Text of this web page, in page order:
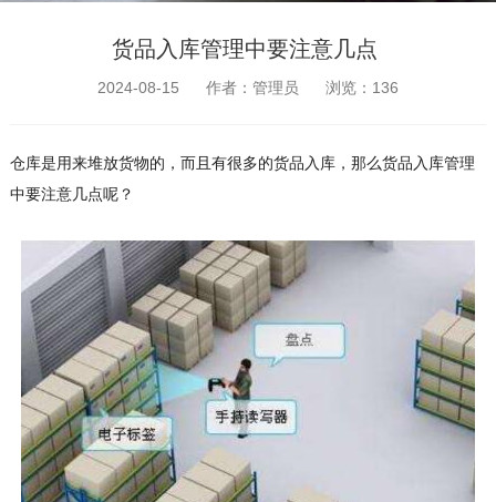
货品入库管理中要注意几点
2024-08-15 作者：管理员 浏览： 136
仓库是用来堆放货物的，而且有很多的货品入库，那么货品入库管理
中要注意几点呢？